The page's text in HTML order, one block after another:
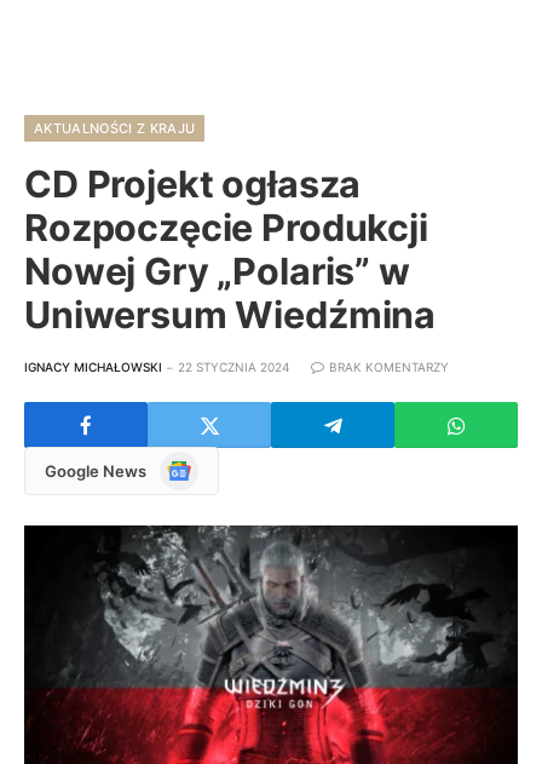
AKTUALNOŚCI Z KRAJU
CD Projekt ogłasza
Rozpoczęcie Produkcji
Nowej Gry „Polaris” w
Uniwersum Wiedźmina
IGNACY MICHAŁOWSKI 22 STYCZNIA 2024 BRAK KOMENTARZY
Google News
Google